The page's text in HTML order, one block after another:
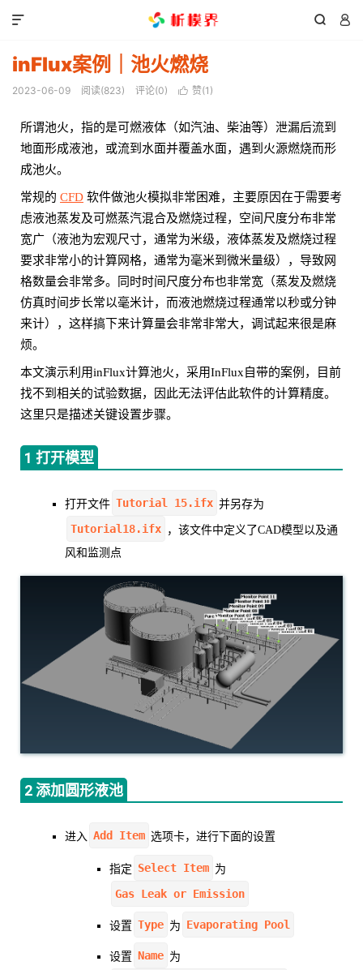
 

inFlux案例｜池火燃烧
2023-06-09 阅读(823) 评论(0)  赞(1 )
所谓池火，指的是可燃液体（如汽油、柴油等）泄漏后流到
地面形成液池，或流到水面并覆盖水面，遇到火源燃烧而形
成池火。
常规的 CFD 软件做池火模拟非常困难，主要原因在于需要考
虑液池蒸发及可燃蒸汽混合及燃烧过程，空间尺度分布非常
宽广（液池为宏观尺寸，通常为米级，液体蒸发及燃烧过程
要求非常小的计算网格，通常为毫米到微米量级），导致网
格数量会非常多。同时时间尺度分布也非常宽（蒸发及燃烧
仿真时间步长常以毫米计，而液池燃烧过程通常以秒或分钟
来计），这样搞下来计算量会非常非常大，调试起来很是麻
烦。
本文演示利用inFlux计算池火，采用InFlux自带的案例，目前
找不到相关的试验数据，因此无法评估此软件的计算精度。
这里只是描述关键设置步骤。
1 打开模型
打开文件 Tutorial 15.ifx 并另存为
Tutorial18.ifx ，该文件中定义了CAD模型以及通
风和监测点
2 添加圆形液池
进入 Add Item 选项卡，进行下面的设置
指定 Select Item 为
Gas Leak or Emission
设置 Type 为 Evaporating Pool
设置 Name 为